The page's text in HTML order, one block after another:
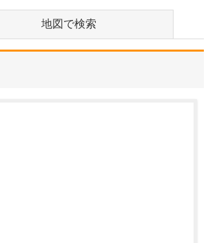
地図で検索
診療されていますが、特に力を入れている分野は
父の代から「地域のかか